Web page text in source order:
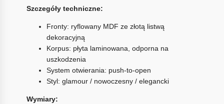
Szczegóły techniczne:
Fronty: ryflowany MDF ze złotą listwą
dekoracyjną
Korpus: płyta laminowana, odporna na
uszkodzenia
System otwierania: push-to-open
Styl: glamour / nowoczesny / elegancki
Wymiary: